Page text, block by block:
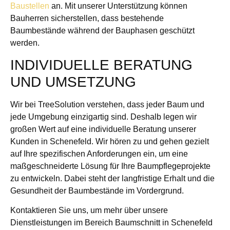
Baustellen an. Mit unserer Unterstützung können
Bauherren sicherstellen, dass bestehende
Baumbestände während der Bauphasen geschützt
werden.
INDIVIDUELLE BERATUNG
UND UMSETZUNG
Wir bei TreeSolution verstehen, dass jeder Baum und
jede Umgebung einzigartig sind. Deshalb legen wir
großen Wert auf eine individuelle Beratung unserer
Kunden in Schenefeld. Wir hören zu und gehen gezielt
auf Ihre spezifischen Anforderungen ein, um eine
maßgeschneiderte Lösung für Ihre Baumpflegeprojekte
zu entwickeln. Dabei steht der langfristige Erhalt und die
Gesundheit der Baumbestände im Vordergrund.
Kontaktieren Sie uns, um mehr über unsere
Dienstleistungen im Bereich Baumschnitt in Schenefeld